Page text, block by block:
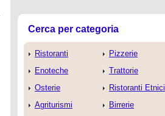
Cerca per categoria
Ristoranti
Pizzerie
Enoteche
Trattorie
Osterie
Ristoranti Etnici
Agriturismi
Birrerie